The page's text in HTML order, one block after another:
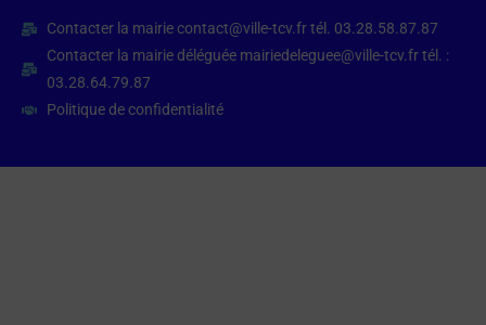
Contacter la mairie contact@ville-tcv.fr tél. 03.28.58.87.87
Contacter la mairie déléguée mairiedeleguee@ville-tcv.fr tél. :
03.28.64.79.87
Politique de confidentialité